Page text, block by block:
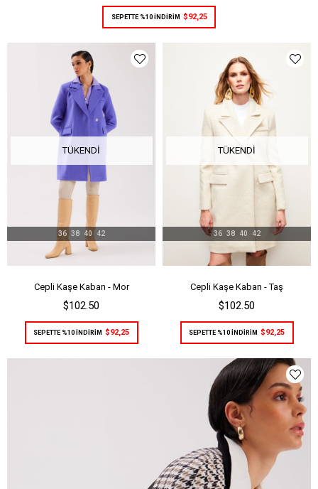
SEPETTE %10 İNDİRİM $92,25
TÜKENDI
Cepli Kaşe Kaban - Mor
$102.50
36 38 40 42
SEPETTE %10 İNDİRİM $92,25
TÜKENDI
Cepli Kaşe Kaban - Taş
$102.50
36 38 40 42
SEPETTE %10 İNDİRİM $92,25